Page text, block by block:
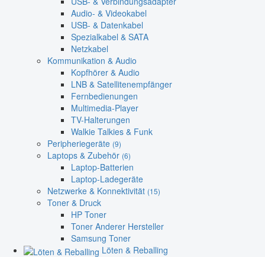
Audio- & Videokabel
USB- & Datenkabel
Spezialkabel & SATA
Netzkabel
Kommunikation & Audio
Kopfhörer & Audio
LNB & Satellitenempfänger
Fernbedienungen
Multimedia-Player
TV-Halterungen
Walkie Talkies & Funk
Peripheriegeräte (9)
Laptops & Zubehör (6)
Laptop-Batterien
Laptop-Ladegeräte
Netzwerke & Konnektivität (15)
Toner & Druck
HP Toner
Toner Anderer Hersteller
Samsung Toner
Löten & Reballing